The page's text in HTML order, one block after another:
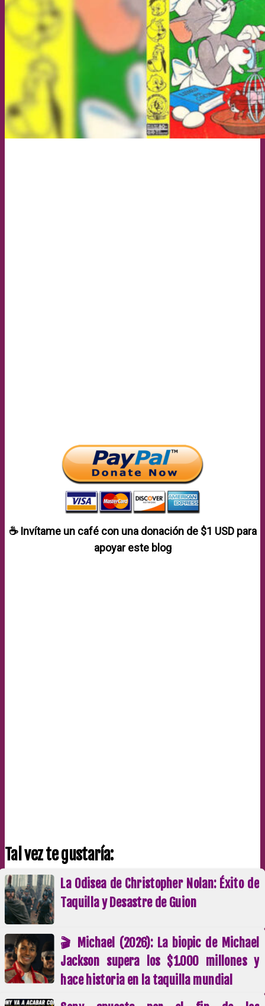
☕ Invítame un café con una donación de $1 USDpara
apoyar este blog
Tal vez te gustaría:
La Odisea de Christopher Nolan: Éxito de
Taquilla y Desastre de Guion
🎬 Michael (2026): La biopic de Michael
Jackson supera los $1.000 millones y
hace historia en la taquilla mundial